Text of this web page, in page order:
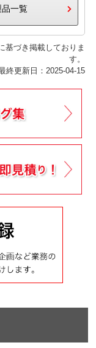
品一覧
基づき掲載しておりま
す。
終更新日：2025-04-15